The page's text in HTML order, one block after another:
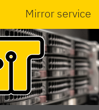
Mirror service